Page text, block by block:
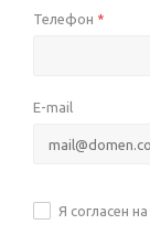
Телефон *
E-mail
Я согласен на